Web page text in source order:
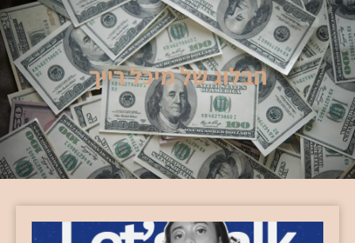
הבלוג של מיכל רייך